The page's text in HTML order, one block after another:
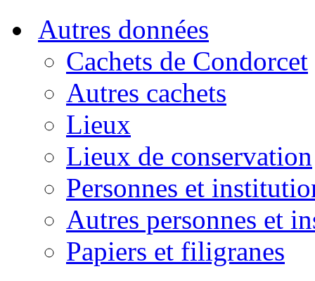
Autres données
Cachets de Condorcet
Autres cachets
Lieux
Lieux de conservation
Personnes et
Autres personnes et
Papiers et filigranes